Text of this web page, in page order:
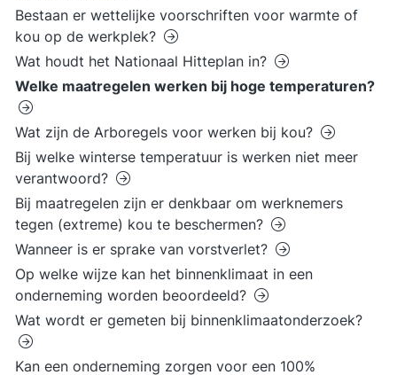
Bestaan er wettelijke voorschriften voor warmte of
kou op de werkplek?
Wat houdt het Nationaal Hitteplan in?
Welke maatregelen werken bij hoge temperaturen?
Wat zijn de Arboregels voor werken bij kou?
Bij welke winterse temperatuur is werken niet meer
verantwoord?
Bij maatregelen zijn er denkbaar om werknemers
tegen (extreme) kou te beschermen?
Wanneer is er sprake van vorstverlet?
Op welke wijze kan het binnenklimaat in een
onderneming worden beoordeeld?
Wat wordt er gemeten bij binnenklimaatonderzoek?
Kan een onderneming zorgen voor een 100%